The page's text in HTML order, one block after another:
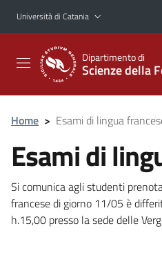
Vai al contenuto principale
Vai al menu di navigazione
Università di Catania
Dipartimento di
Scienze della
Home > Esami di lingua
Esami di
Si comunica agli studenti
francese di giorno 11/05 è
h.15,00 presso la sede delle